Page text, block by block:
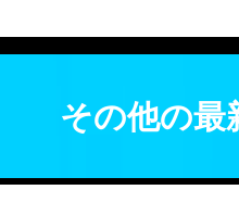
その他の最